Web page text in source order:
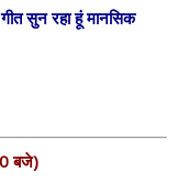
सुन रहा हूं मानसिक
बजे)